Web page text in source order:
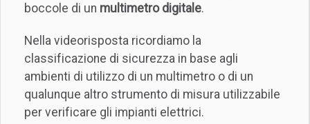
boccole di un multimetro digitale.
Nella videorisposta ricordiamo la
classificazione di sicurezza in base agli
ambienti di utilizzo di un multimetro o di un
qualunque altro strumento di misura utilizzabile
per verificare gli impianti elettrici.